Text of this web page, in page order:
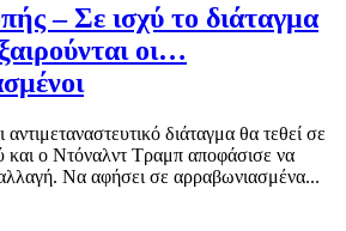
– Σε ισχύ το διάταγμα
οι…
αντιμεταναστευτικό διάταγμα θα τεθεί σε
και ο Ντόναλντ Τραμπ αποφάσισε να
Να αφήσει σε αρραβωνιασμένα...